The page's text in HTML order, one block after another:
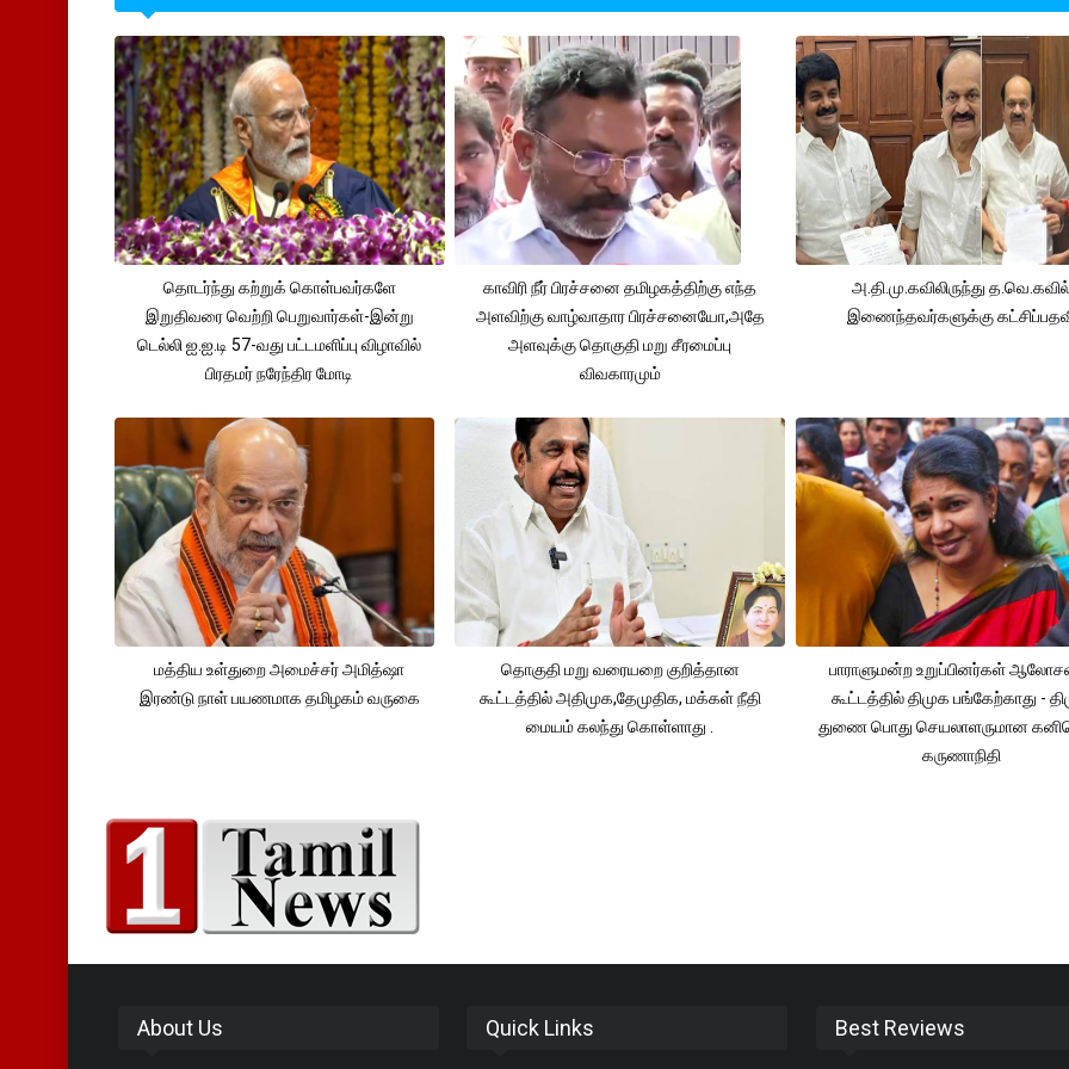
தொடர்ந்து கற்றுக் கொள்பவர்களே
இறுதிவரை வெற்றி பெறுவார்கள்-இன்று
டெல்லி ஐ.ஐ.டி 57-வது பட்டமளிப்பு விழாவில்
பிரதமர் நரேந்திர மோடி
காவிரி நீர் பிரச்சனை தமிழகத்திற்கு எந்த
அளவிற்கு வாழ்வாதார பிரச்சனையோ,அதே
அளவுக்கு தொகுதி மறு சீரமைப்பு
விவகாரமும்
அ.தி.மு.கவிலிருந்து
இணைந்தவர்களுக்கு
மத்திய உள்துறை அமைச்சர் அமித்ஷா
இரண்டு நாள் பயணமாக தமிழகம் வருகை
தொகுதி மறு வரையறை குறித்தான
கூட்டத்தில் அதிமுக,தேமுதிக, மக்கள் நீதி
மையம் கலந்து கொள்ளாது .
பாராளுமன்ற உறுப்பினர்கள்
கூட்டத்தில் திமுக பங்கேற்காது -
துணை பொது செயலாளருமான
கருணாநிதி
About Us Quick Links Best Reviews